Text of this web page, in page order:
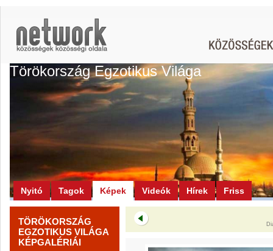
Törökország Egzotikus Világa
Nyitó Tagok Képek Videók Hírek Friss
TÖRÖKORSZÁG
EGZOTIKUS VILÁGA
KÉPGALÉRIÁI